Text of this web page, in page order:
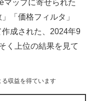
ップに寄せられた
「価格フィルタ」
作成された、2024年9
く上位の結果を見て
収益を得ています